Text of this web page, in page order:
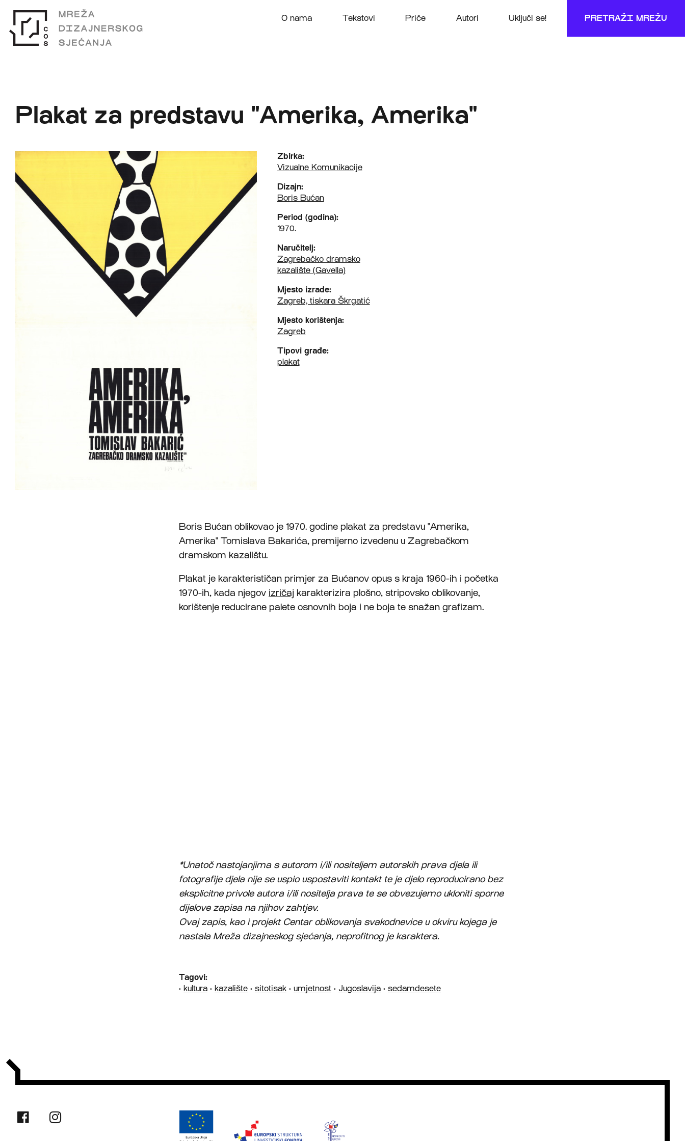
O nama Tekstovi Priče Autori Uključi se! PRETRAŽI MREŽU
Plakat za predstavu "Amerika, Amerika"
Zbirka:
Vizualne Komunikacije
Dizajn:
Boris Bućan
Period (godina):
1970.
Naručitelj:
Zagrebačko dramsko
kazalište (Gavella)
Mjesto izrade:
Zagreb, tiskara Škrgatić
Mjesto korištenja:
Zagreb
Tipovi građe:
plakat
Boris Bućan oblikovao je 1970. godine plakat za predstavu "Amerika,
Amerika" Tomislava Bakarića, premijerno izvedenu u Zagrebačkom
dramskom kazalištu.
Plakat je karakterističan primjer za Bućanov opus s kraja 1960-ih i početka
1970-ih, kada njegov izričaj karakterizira plošno, stripovsko oblikovanje,
korištenje reducirane palete osnovnih boja i ne boja te snažan grafizam.
*Unatoč nastojanjima s autorom i/ili nositeljem autorskih prava djela ili
fotografije djela nije se uspio uspostaviti kontakt te je djelo reproducirano bez
eksplicitne privole autora i/ili nositelja prava te se obvezujemo ukloniti sporne
dijelove zapisa na njihov zahtjev.
Ovaj zapis, kao i projekt Centar oblikovanja svakodnevice u okviru kojega je
nastala Mreža dizajneskog sjećanja, neprofitnog je karaktera.
Tagovi:
• kultura • kazalište • sitotisak • umjetnost • Jugoslavija • sedamdesete